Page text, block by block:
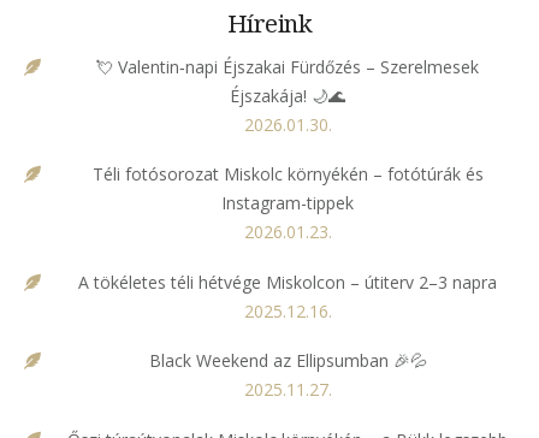
Híreink
💘 Valentin‑napi Éjszakai Fürdőzés – Szerelmesek
Éjszakája! 🌙🌊
2026.01.30.
Téli fotósorozat Miskolc környékén – fotótúrák és
Instagram-tippek
2026.01.23.
A tökéletes téli hétvége Miskolcon – útiterv 2–3 napra
2025.12.16.
Black Weekend az Ellipsumban 🎉💦
2025.11.27.